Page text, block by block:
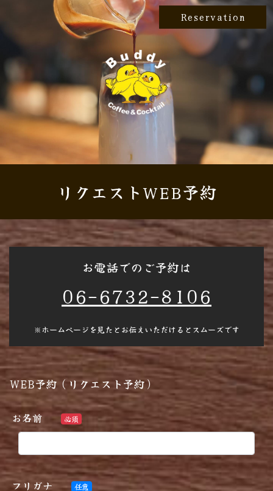
Reservation
リクエストWEB予約
お電話でのご予約は
06-6732-8106
※ホームページを見たとお伝えいただけるとスムーズです
WEB予約（リクエスト予約）
お名前 必須
フリガナ 任意